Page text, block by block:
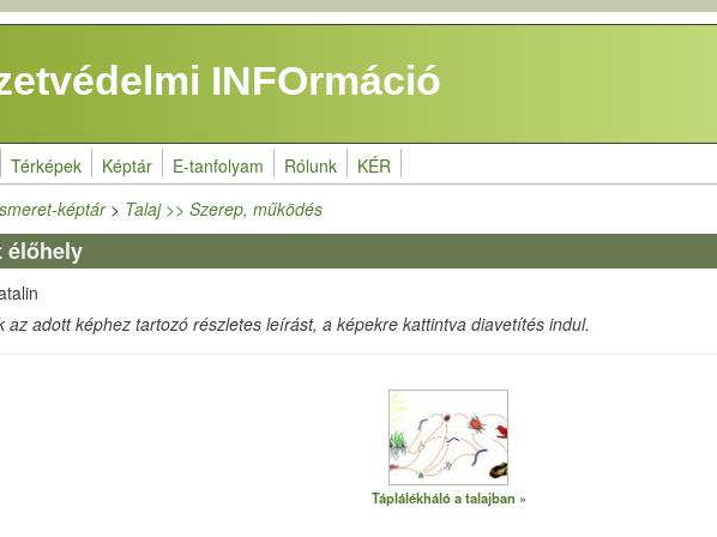
INFOrmáció
Térképek Képtár E-tanfolyam Rólunk KÉR
képtár> Talaj >> Szerep, működés
élőhely
adott képhez tartozó részletes leírást, a képekre kattintva diavetítés indul.
Táplálékháló a talajban